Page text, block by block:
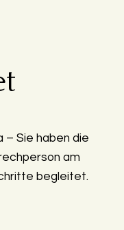
– Sie haben die
am
begleitet.